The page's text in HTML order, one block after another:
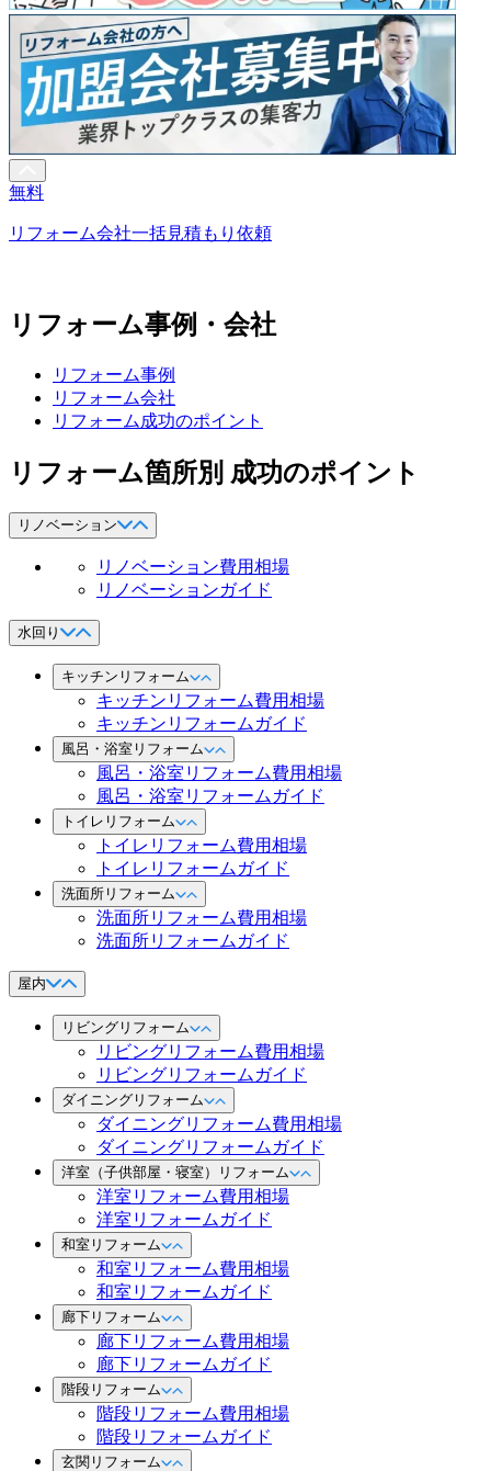
無料
リフォーム会社一括見積もり依頼
リフォーム事例・会社
リフォーム事例
リフォーム会社
リフォーム成功のポイント
リフォーム箇所別 成功のポイント
リノベーション
リノベーション費用相場
リノベーションガイド
水回り
キッチンリフォーム
キッチンリフォーム費用相場
キッチンリフォームガイド
風呂・浴室リフォーム
風呂・浴室リフォーム費用相場
風呂・浴室リフォームガイド
トイレリフォーム
トイレリフォーム費用相場
トイレリフォームガイド
洗面所リフォーム
洗面所リフォーム費用相場
洗面所リフォームガイド
屋内
リビングリフォーム
リビングリフォーム費用相場
リビングリフォームガイド
ダイニングリフォーム
ダイニングリフォーム費用相場
ダイニングリフォームガイド
洋室（子供部屋・寝室）リフォーム
洋室リフォーム費用相場
洋室リフォームガイド
和室リフォーム
和室リフォーム費用相場
和室リフォームガイド
廊下リフォーム
廊下リフォーム費用相場
廊下リフォームガイド
階段リフォーム
階段リフォーム費用相場
階段リフォームガイド
玄関リフォーム